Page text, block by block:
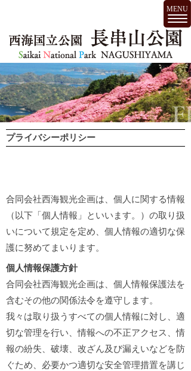
プライバシーポリシー
合同会社西海観光企画は、個人に関する情報
（以下「個人情報」といいます。）の取り扱
いについて規定を定め、個人情報の適切な保
護に努めてまいります。
個人情報保護方針
合同会社西海観光企画は、個人情報保護法を
含むその他の関係法令を遵守します。
我々は取り扱うすべての個人情報に対し、適
切な管理を行い、情報への不正アクセス、情
報の紛失、破壊、改ざん及び漏えいなどを防
ぐため、必要かつ適切な安全管理措置を講じ
MENU